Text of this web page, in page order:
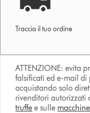
Traccia il tuo ordine
ATTENZIONE: evita
falsificati ed e-mail di
acquistando solo
rivenditori autorizzati
truffe e sulle